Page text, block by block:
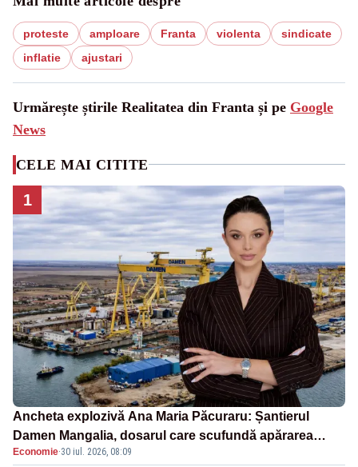
proteste amploare Franta violenta
sindicate
inflatie
ajustari
Urmărește știrile Realitatea din Franta și pe Google
News
CELE MAI CITITE
1
Ancheta explozivă Ana Maria Păcuraru: Șantierul
Damen Mangalia, dosarul care scufundă apărarea
României
Economie·30 iul. 2026, 08:09